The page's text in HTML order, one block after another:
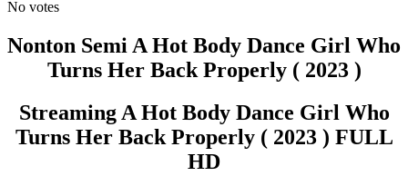
No votes
Nonton Semi A Hot Body Dance Girl Who
Turns Her Back Properly ( 2023 )
Streaming A Hot Body Dance Girl Who
Turns Her Back Properly ( 2023 ) FULL
HD